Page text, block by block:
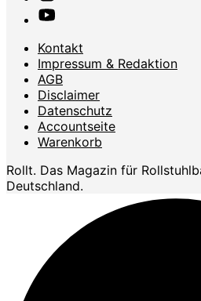
Kontakt
Impressum & Redaktion
AGB
Disclaimer
Datenschutz
Accountseite
Warenkorb
Rollt. Das Magazin für
Deutschland.